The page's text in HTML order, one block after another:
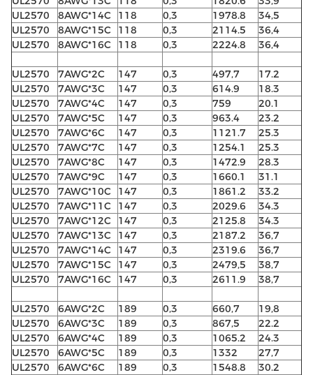
UL2570
8AWG*14C 118 0,3 1978.8
34,5
UL2570
8AWG*15C 118 0,3 2114.5
36,4
UL2570
8AWG*16C 118 0,3 2224.8 36,4
UL2570 7AWG*2C 147 0,3 497,7
17.2
UL2570
7AWG*3C 147 0,3 614.9
18.3
UL2570
7AWG*4C 147 0,3 759
20.1
UL2570
7AWG*5C 147 0,3 963.4
23.2
UL2570
7AWG*6C 147 0,3 1121.7
25.3
UL2570
7AWG*7C 147 0,3 1254.1
25.3
UL2570
7AWG*8C 147 0,3 1472.9
28.3
UL2570
7AWG*9C 147 0,3 1660.1
31.1
UL2570
7AWG*10C 147 0,3 1861.2
33.2
UL2570
7AWG*11C 147 0,3 2029.6
34.3
UL2570
7AWG*12C 147 0,3 2125.8
34.3
UL2570
7AWG*13C 147 0,3 2187.2
36,7
UL2570
7AWG*14C 147 0,3 2319.6
36,7
UL2570
7AWG*15C 147 0,3 2479,5
38,7
UL2570
7AWG*16C 147 0,3 2611.9 38,7
UL2570 6AWG*2C 189 0,3 660,7
19,8
UL2570
6AWG*3C 189 0,3 867,5
22.2
UL2570
6AWG*4C 189 0,3 1065.2
24.3
UL2570
6AWG*5C 189 0,3 1332
27,7
UL2570
6AWG*6C 189 0,3 1548.8
30.2